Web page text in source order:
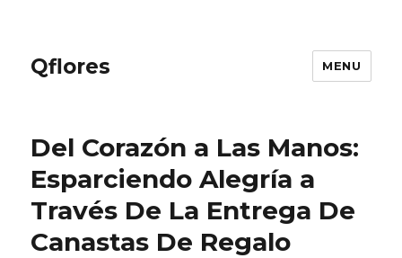
Qflores MENU
Del Corazón a Las Manos:
Esparciendo Alegría a
Través De La Entrega De
Canastas De Regalo